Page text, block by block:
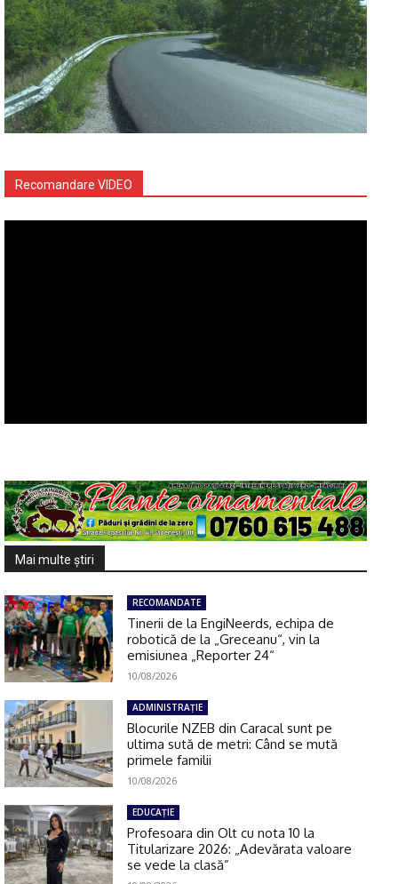
Recomandare VIDEO
Mai multe ştiri
RECOMANDATE
Tinerii de la EngiNeerds, echipa de
robotică de la „Greceanu“, vin la
emisiunea „Reporter 24“
10/08/2026
ADMINISTRAŢIE
Blocurile NZEB din Caracal sunt pe
ultima sută de metri: Când se mută
primele familii
10/08/2026
EDUCAŢIE
Profesoara din Olt cu nota 10 la
Titularizare 2026: „Adevărata valoare
se vede la clasă”